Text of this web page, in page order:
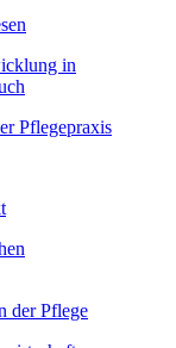
in
Pflegepraxis
der Pflege